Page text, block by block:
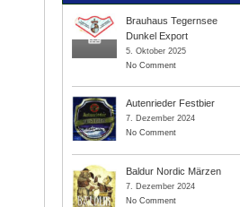
Brauhaus Tegernsee
Dunkel Export
5. Oktober 2025
No Comment
Autenrieder Festbier
7. Dezember 2024
No Comment
Baldur Nordic Märzen
7. Dezember 2024
No Comment